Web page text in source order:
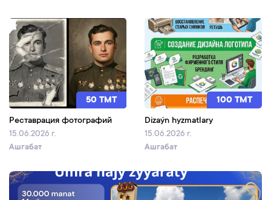
50 TMT
Реставрация фотографий
15.06.2026 г.
Ашгабат
100 TMT
Dizaýn hyzmatlary
15.06.2026 г.
Ашгабат